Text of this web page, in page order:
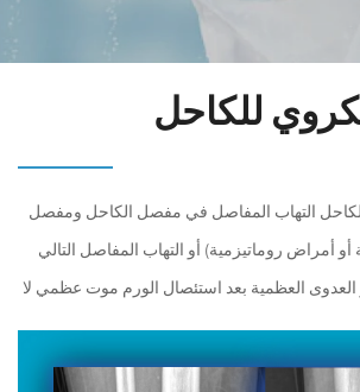
للكاحل
التهاب المفاصل في مفصل الكاحل ومفصل
أو أمراض روماتيزمية) أو التهاب المفاصل التالي
العدوى العظمية بعد استئصال الورم موت عظمي لا